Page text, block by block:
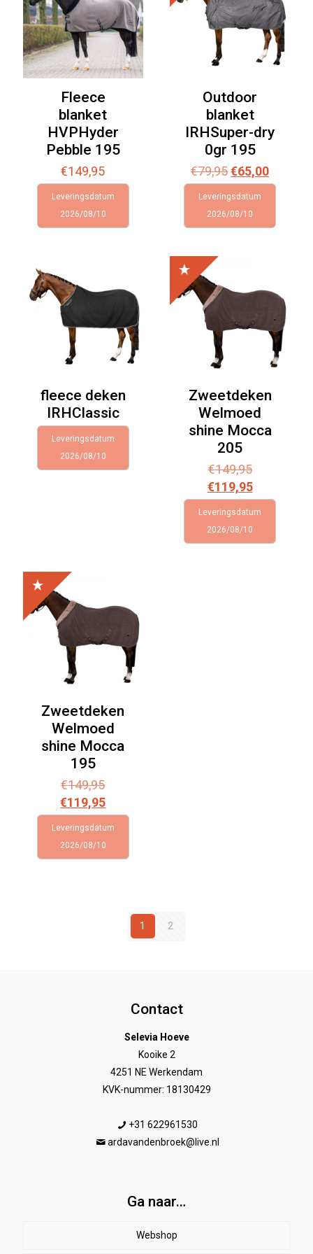
Fleece
blanket
HVPHyder
Pebble 195
€149,95
Leveringsdatum
2026/08/10
Outdoor
blanket
IRHSuper-dry
0gr 195
€79,95
prijs
was:
€65,00Huidige
prijs
€65,00.
Leveringsdatum
2026/08/10
fleece deken
IRHClassic
Leveringsdatum
2026/08/10
Zweetdeken
Welmoed
shine Mocca
205
€149,95
prijs
was:
€119,95Huidige
prijs
€119,95.
Leveringsdatum
2026/08/10
Zweetdeken
Welmoed
shine Mocca
195
€149,95Oorspronkelijke
prijs
was:
€119,95Huidige
prijs
€119,95.
Leveringsdatum
2026/08/10
1 2
Contact
Selevia Hoeve
Kooike 2
4251 NE Werkendam
KVK-nummer: 18130429
+31 622961530
ardavandenbroek@live.nl
Ga naar…
Webshop